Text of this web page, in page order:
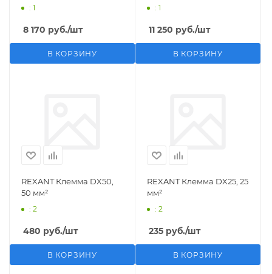
фильтрацией
: 1
8 170 руб./шт
В КОРЗИНУ
: 1
11 250 руб./шт
В КОРЗИНУ
REXANT Клемма DX50,
50 мм²
: 2
480 руб./шт
В КОРЗИНУ
REXANT Клемма DX25, 25
мм²
: 2
235 руб./шт
В КОРЗИНУ